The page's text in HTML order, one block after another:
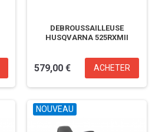
DEBROUSSAILLEUSE
HUSQVARNA 525RXMII
579,00 € ACHETER
NOUVEAU